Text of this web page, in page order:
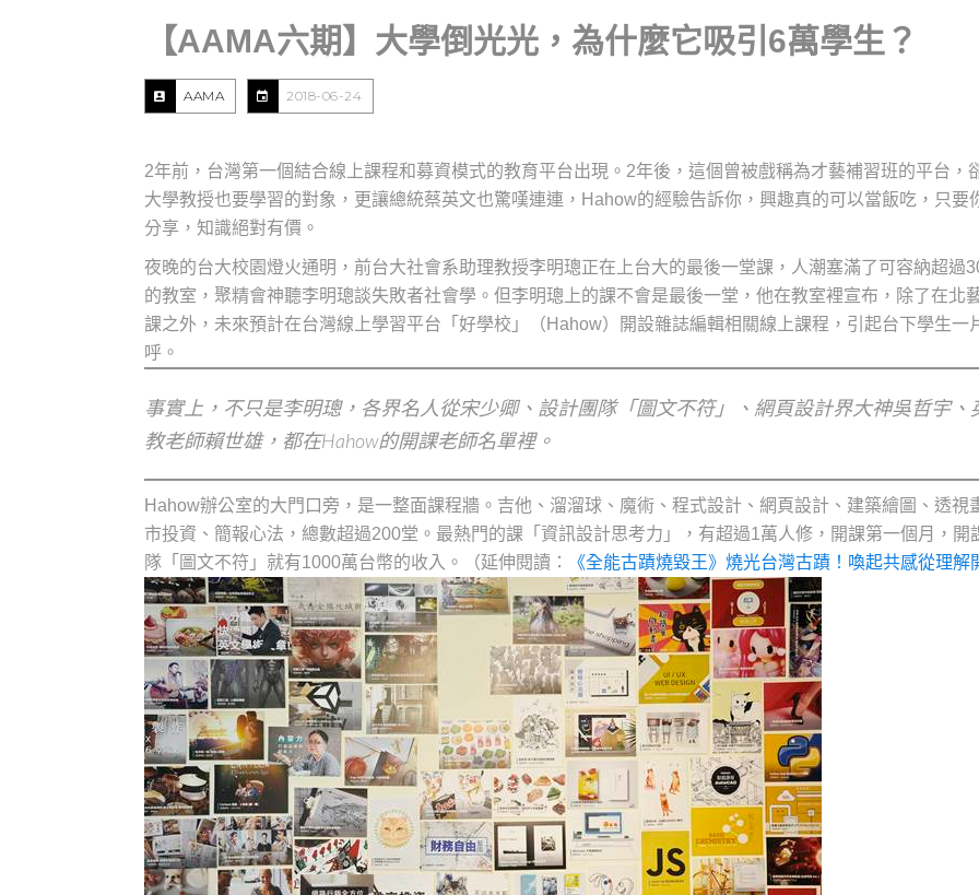
【AAMA六期】大學倒光光，為什麼它吸引6萬學生？
AAMA 2018-06-24
2年前，台灣第一個結合線上課程和募資模式的教育平台出現。2年後，這個曾被戲稱為才藝補習班的平台，
大學教授也要學習的對象，更讓總統蔡英文也驚嘆連連，Hahow的經驗告訴你，興趣真的可以當飯吃，只要
分享，知識絕對有價。
夜晚的台大校園燈火通明，前台大社會系助理教授李明璁正在上台大的最後一堂課，人潮塞滿了可容納超過
的教室，聚精會神聽李明璁談失敗者社會學。但李明璁上的課不會是最後一堂，他在教室裡宣布，除了在北
課之外，未來預計在台灣線上學習平台「好學校」（Hahow）開設雜誌編輯相關線上課程，引起台下學生一
呼。
事實上，不只是李明璁，各界名人從宋少卿、設計團隊「圖文不符」、網頁設計界大神吳哲宇、
教老師賴世雄，都在Hahow的開課老師名單裡。
Hahow辦公室的大門口旁，是一整面課程牆。吉他、溜溜球、魔術、程式設計、網頁設計、建築繪圖、透視
市投資、簡報心法，總數超過200堂。最熱門的課「資訊設計思考力」，有超過1萬人修，開課第一個月，開
隊「圖文不符」就有1000萬台幣的收入。（延伸閱讀：
《全能古蹟燒毀王》燒光台灣古蹟！喚起共感從理解